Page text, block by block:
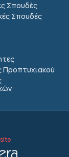
Σπουδές
Σπουδές
Προπτυχιακού